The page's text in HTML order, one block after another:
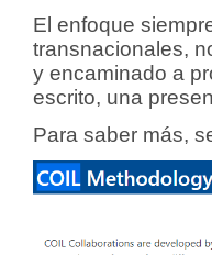
El enfoque
transnacionales,
y encaminado a
escrito, una
Para saber más,